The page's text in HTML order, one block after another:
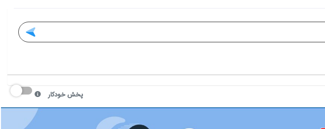
پخش خودکار